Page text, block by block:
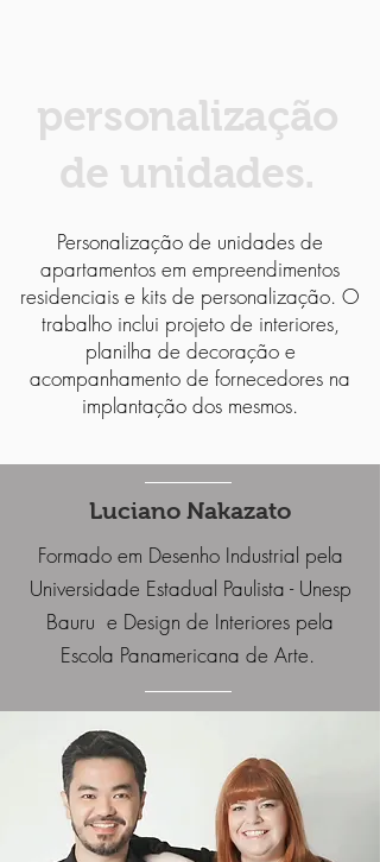
personalização
de unidades.
Personalização de unidades de
apartamentos em empreendimentos
residenciais e kits de personalização. O
trabalho inclui projeto de interiores,
planilha de decoração e
acompanhamento de fornecedores na
implantação dos mesmos.
Luciano Nakazato
Formado em Desenho Industrial pela
Universidade Estadual Paulista - Unesp
Bauru e Design de Interiores pela
Escola Panamericana de Arte.